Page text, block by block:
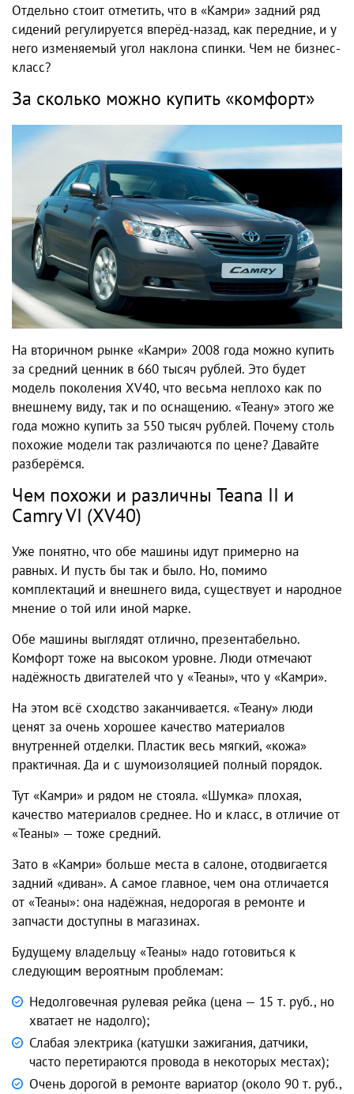
Отдельно стоит отметить, что в «Камри» задний ряд
сидений регулируется вперёд-назад, как передние, и у
него изменяемый угол наклона спинки. Чем не бизнес-
класс?
За сколько можно купить «комфорт»
На вторичном рынке «Камри» 2008 года можно купить
за средний ценник в 660 тысяч рублей. Это будет
модель поколения XV40, что весьма неплохо как по
внешнему виду, так и по оснащению. «Теану» этого же
года можно купить за 550 тысяч рублей. Почему столь
похожие модели так различаются по цене? Давайте
разберёмся.
Чем похожи и различны Teana II и
Camry VI (XV40)
Уже понятно, что обе машины идут примерно на
равных. И пусть бы так и было. Но, помимо
комплектаций и внешнего вида, существует и народное
мнение о той или иной марке.
Обе машины выглядят отлично, презентабельно.
Комфорт тоже на высоком уровне. Люди отмечают
надёжность двигателей что у «Теаны», что у «Камри».
На этом всё сходство заканчивается. «Теану» люди
ценят за очень хорошее качество материалов
внутренней отделки. Пластик весь мягкий, «кожа»
практичная. Да и с шумоизоляцией полный порядок.
Тут «Камри» и рядом не стояла. «Шумка» плохая,
качество материалов среднее. Но и класс, в отличие от
«Теаны» — тоже средний.
Зато в «Камри» больше места в салоне, отодвигается
задний «диван». А самое главное, чем она отличается
от «Теаны»: она надёжная, недорогая в ремонте и
запчасти доступны в магазинах.
Будущему владельцу «Теаны» надо готовиться к
следующим вероятным проблемам:
Недолговечная рулевая рейка (цена — 15 т. руб., но
хватает не надолго);
Слабая электрика (катушки зажигания, датчики,
часто перетираются провода в некоторых местах);
Очень дорогой в ремонте вариатор (около 90 т. руб.,